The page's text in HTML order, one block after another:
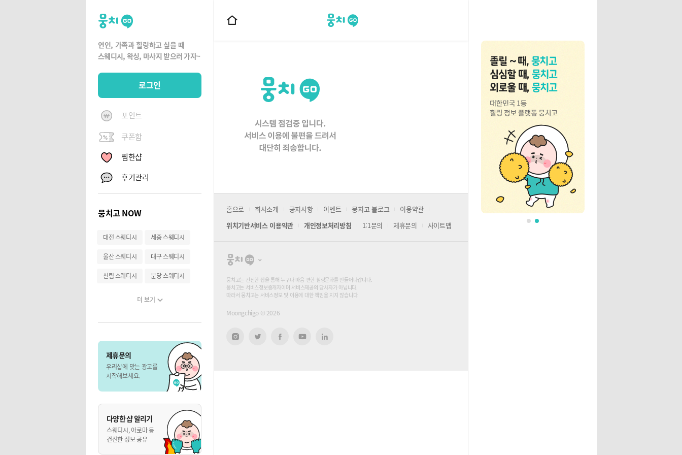
뭉
치
고
연인, 가족과 힐링하고 싶을 때
스웨디시, 왁싱, 마사지 받으러 가자~
로그인
포인트
쿠폰함
찜한샵
후기관리
뭉치고 NOW
대전 스웨디시 세종 스웨디시
울산 스웨디시 대구 스웨디시
신림 스웨디시 분당 스웨디시
더 보기
제휴문의
우리샵에 맞는 광고를
시작해보세요.
다양한 샵 알리기
스웨디시, 아로마 등
건전한 정보 공유
뭉치고
홈
홈으로 회사소개 공지사항 이벤트 뭉치고 블로그
이용약관
위치기반서비스 이용약관
개인정보처리방침 1:1문의 제휴문의 사이트맵
뭉
고
뭉치고는 건전한 샵을 통해 누구나 마음 편한 힐링문화를 만들어나갑니다.
뭉치고는 서비스정보중개자이며 서비스제공의 당사자가 아닙니다.
따라서 뭉치고는 서비스정보 및 이용에 대한 책임을 지지 않습니다.
Moongchigo © 2026